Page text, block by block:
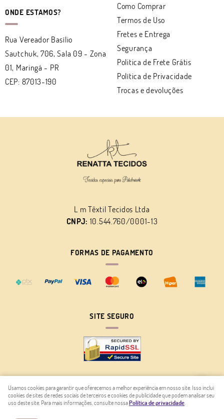
ONDE ESTAMOS?
Rua Vereador Basílio
Sautchuk, 706, Sala 09 - Zona
01, Maringá - PR
CEP: 87013-190
Como Comprar
Termos de Uso
Fretes e Entrega
Segurança
Politica de Frete Grátis
Política de Privacidade
Trocas e devoluções
L m Têxtil Tecidos Ltda
CNPJ: 10.544.760/0001-13
FORMAS DE PAGAMENTO
SITE SEGURO
LOJA VIRTUAL CRIADA POR
Usamos cookies para garantir que oferecemos a melhor experiência em nosso site. Isso inclui
cookies de sites de redes sociais de terceiros e cookies de publicidade que podem analisar seu
uso deste site. Para mais informações, consulte nossaPolítica de privacidade.